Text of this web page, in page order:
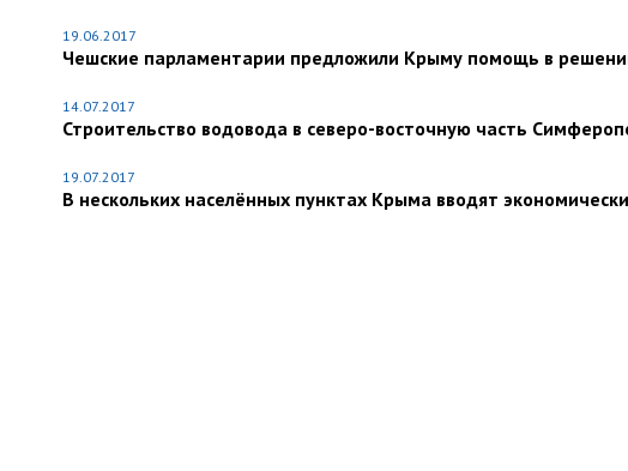
19.06.2017
Чешские парламентарии предложили Крыму помощь в
14.07.2017
Строительство водовода в северо-восточную часть
19.07.2017
В нескольких населённых пунктах Крыма вводят